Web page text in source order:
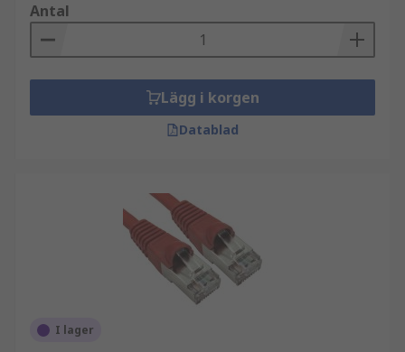
Antal
Lägg i korgen
Datablad
I lager